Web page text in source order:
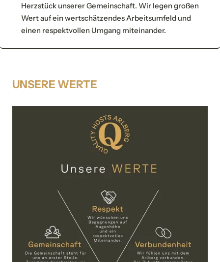
hinzufügen
Anrede
Nachname*
E-Mail*
Adressfelder einblenden
Herzstück unserer Gemeinschaft. Wir legen großen
Wert auf ein wertschätzendes Arbeitsumfeld und
einen respektvollen Umgang miteinander.
UNSERE WERTE
Vorname Nachname*
*Pflichtfelder